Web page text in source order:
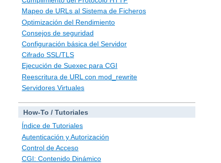
Mapeo de URLs al Sistema de Ficheros
Optimización del Rendimiento
Consejos de seguridad
Configuración básica del Servidor
Cifrado SSL/TLS
Ejecución de Suexec para CGI
Reescritura de URL con mod_rewrite
Servidores Virtuales
How-To / Tutoriales
Índice de Tutoriales
Autenticación y Autorización
Control de Acceso
CGI: Contenido Dinámico